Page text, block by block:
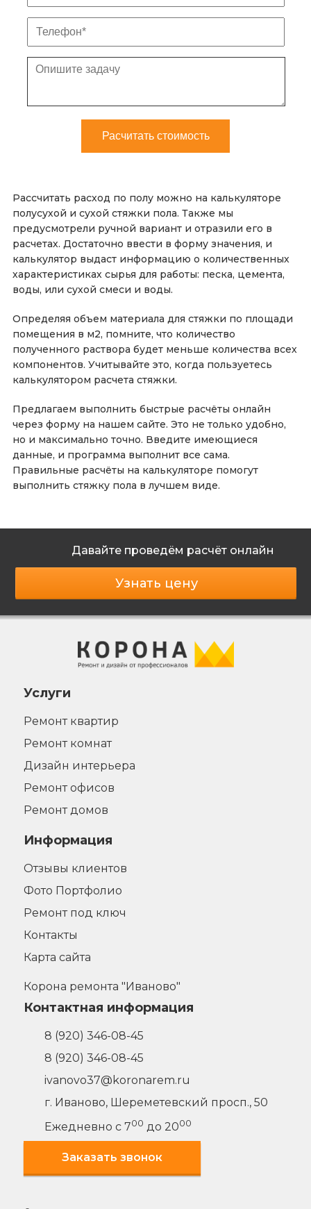
Рассчитать расход по полу можно на калькуляторе
полусухой и сухой стяжки пола. Также мы
предусмотрели ручной вариант и отразили его в
расчетах. Достаточно ввести в форму значения, и
калькулятор выдаст информацию о количественных
характеристиках сырья для работы: песка, цемента,
воды, или сухой смеси и воды.
Определяя объем материала для стяжки по площади
помещения в м2, помните, что количество
полученного раствора будет меньше количества всех
компонентов. Учитывайте это, когда пользуетесь
калькулятором расчета стяжки.
Предлагаем выполнить быстрые расчёты онлайн
через форму на нашем сайте. Это не только удобно,
но и максимально точно. Введите имеющиеся
данные, и программа выполнит все сама.
Правильные расчёты на калькуляторе помогут
выполнить стяжку пола в лучшем виде.
Давайте проведём расчёт онлайн
Узнать цену
Услуги
Ремонт квартир
Ремонт комнат
Дизайн интерьера
Ремонт офисов
Ремонт домов
Информация
Отзывы клиентов
Фото Портфолио
Ремонт под ключ
Контакты
Карта сайта
Корона ремонта "Иваново"
Контактная информация
8 (920) 346-08-45
8 (920) 346-08-45
ivanovo37@koronarem.ru
г. Иваново, Шереметевский просп., 50
Ежедневно с 700 до 2000
Заказать звонок